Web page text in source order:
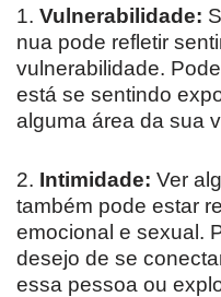
1. Vulnerabilidade:
nua pode refletir
vulnerabilidade.
está se sentindo
alguma área da sua
2. Intimidade: Ver
também pode estar
emocional e sexual.
desejo de se
essa pessoa ou